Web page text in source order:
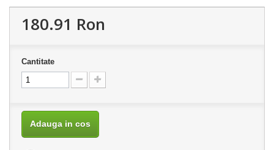
180.91 Ron
Cantitate
Adauga in cos